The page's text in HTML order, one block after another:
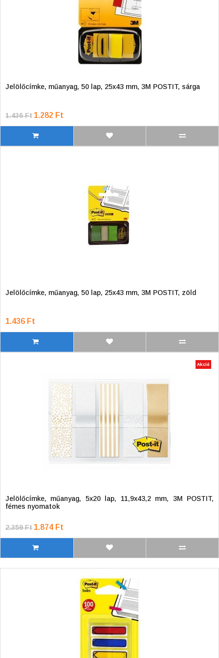
Jelölőcímke, műanyag, 50 lap, 25x43 mm, 3M POSTIT, sárga
1.436 Ft 1.282 Ft
Jelölőcímke, műanyag, 50 lap, 25x43 mm, 3M POSTIT, zöld
1.436 Ft
Akció
Jelölőcímke, műanyag, 5x20 lap, 11,9x43,2 mm, 3M POSTIT,
fémes nyomatok
2.359 Ft 1.874 Ft